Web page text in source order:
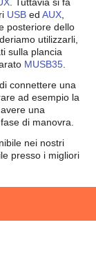
USB ed AUX
posteriore dello
utilizzarli,
sulla plancia
MUSB35
connettere una
ad esempio la
una
di manovra.
nei nostri
presso i migliori